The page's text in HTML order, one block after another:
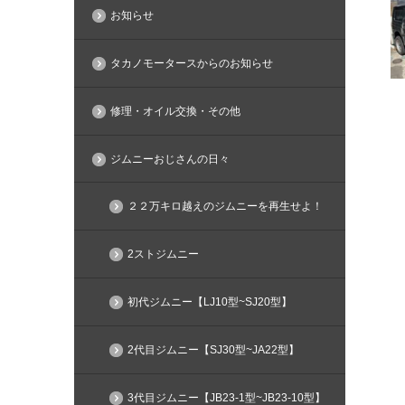
お知らせ
タカノモータースからのお知らせ
修理・オイル交換・その他
ジムニーおじさんの日々
２２万キロ越えのジムニーを再生せよ！
2ストジムニー
初代ジムニー【LJ10型~SJ20型】
2代目ジムニー【SJ30型~JA22型】
3代目ジムニー【JB23-1型~JB23-10型】